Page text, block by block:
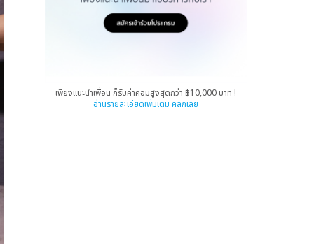
เพียงแนะนำเพื่อน ก็รับค่าคอมสูงสุดกว่า ฿10,000 บาท !
อ่านรายละเอียดเพิ่มเติม คลิกเลย